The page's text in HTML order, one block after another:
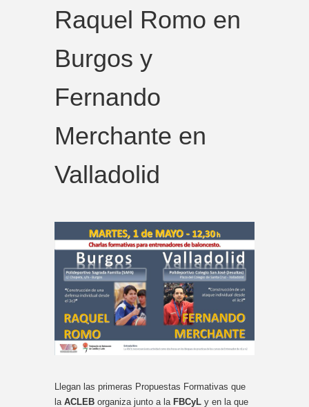
Raquel Romo en
Burgos y
Fernando
Merchante en
Valladolid
Llegan las primeras Propuestas Formativas que
la ACLEB organiza junto a la FBCyL y en la que